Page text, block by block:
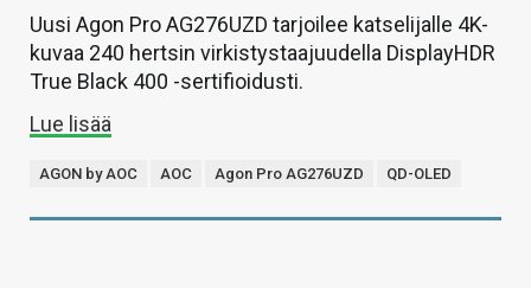
Uusi Agon Pro AG276UZD tarjoilee katselijalle 4K-
kuvaa 240 hertsin virkistystaajuudella DisplayHDR
True Black 400 -sertifioidusti.
Lue lisää
AGON by AOC AOC Agon Pro AG276UZD QD-OLED